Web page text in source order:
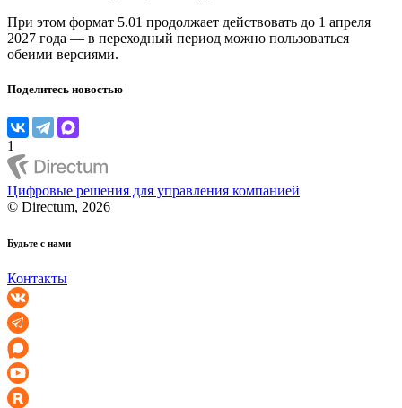
При этом формат 5.01 продолжает действовать до 1 апреля
2027 года — в переходный период можно пользоваться
обеими версиями.
Поделитесь новостью
1
Цифровые решения для управления компанией
© Directum, 2026
Будьте с нами
Контакты